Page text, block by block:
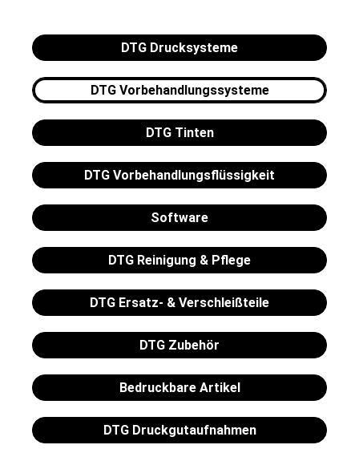
DTG Drucksysteme
DTG Vorbehandlungssysteme
DTG Tinten
DTG Vorbehandlungsflüssigkeit
Software
DTG Reinigung & Pflege
DTG Ersatz- & Verschleißteile
DTG Zubehör
Bedruckbare Artikel
DTG Druckgutaufnahmen